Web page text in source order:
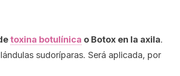
toxina botulínica o Botox en la axila.
sudoríparas. Será aplicada, por